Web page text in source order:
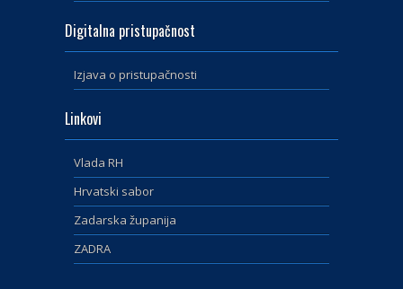
Digitalna pristupačnost
Izjava o pristupačnosti
Linkovi
Vlada RH
Hrvatski sabor
Zadarska županija
ZADRA